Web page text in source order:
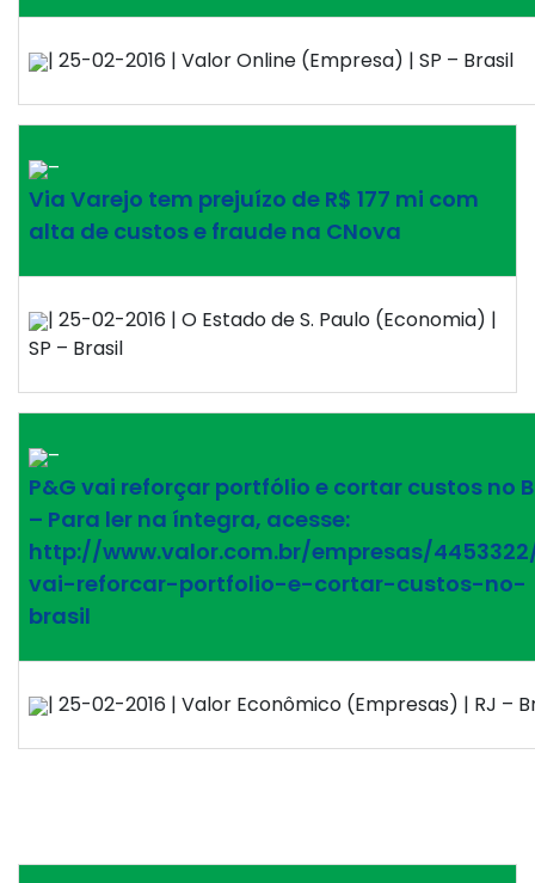
| 25-02-2016 | Valor Online (Empresa) | SP – Brasil
–
Via Varejo tem prejuízo de R$ 177 mi com
alta de custos e fraude na CNova
| 25-02-2016 | O Estado de S. Paulo (Economia) |
SP – Brasil
–
P&G vai reforçar portfólio e cortar custos no
– Para ler na íntegra, acesse:
http://www.valor.com.br/empresas/
vai-reforcar-portfolio-e-cortar-custos-no-
brasil
| 25-02-2016 | Valor Econômico (Empresas) | RJ –